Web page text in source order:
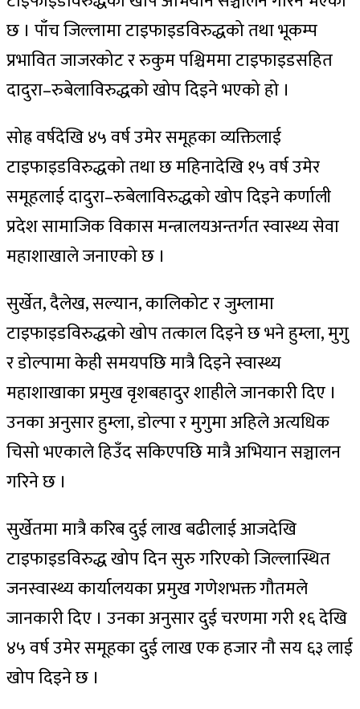
छ । पाँच जिल्लामा टाइफाइडविरुद्धको तथा भूकम्प
प्रभावित जाजरकोट र रुकुम पश्चिममा टाइफाइडसहित
दादुरा–रुबेलाविरुद्धको खोप दिइने भएको हो ।
सोह्र वर्षदेखि ४५ वर्ष उमेर समूहका व्यक्तिलाई
टाइफाइडविरुद्धको तथा छ महिनादेखि १५ वर्ष उमेर
समूहलाई दादुरा–रुबेलाविरुद्धको खोप दिइने कर्णाली
प्रदेश सामाजिक विकास मन्त्रालयअन्तर्गत स्वास्थ्य सेवा
महाशाखाले जनाएको छ ।
सुर्खेत, दैलेख, सल्यान, कालिकोट र जुम्लामा
टाइफाइडविरुद्धको खोप तत्काल दिइने छ भने हुम्ला, मुगु
र डोल्पामा केही समयपछि मात्रै दिइने स्वास्थ्य
महाशाखाका प्रमुख वृशबहादुर शाहीले जानकारी दिए ।
उनका अनुसार हुम्ला, डोल्पा र मुगुमा अहिले अत्यधिक
चिसो भएकाले हिउँद सकिएपछि मात्रै अभियान सञ्चालन
गरिने छ ।
सुर्खेतमा मात्रै करिब दुई लाख बढीलाई आजदेखि
टाइफाइडविरुद्ध खोप दिन सुरु गरिएको जिल्लास्थित
जनस्वास्थ्य कार्यालयका प्रमुख गणेशभक्त गौतमले
जानकारी दिए । उनका अनुसार दुई चरणमा गरी १६ देखि
४५ वर्ष उमेर समूहका दुई लाख एक हजार नौ सय ६३ लाई
खोप दिइने छ ।